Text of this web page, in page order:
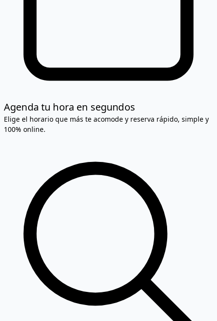
Agenda tu hora en segundos
Elige el horario que más te acomode y reserva rápido, simple y
100% online.